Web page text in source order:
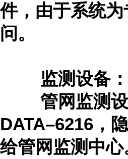
件，由于系统
问。
监测设备：
管网监测设
DATA–6216，
给管网监测中心